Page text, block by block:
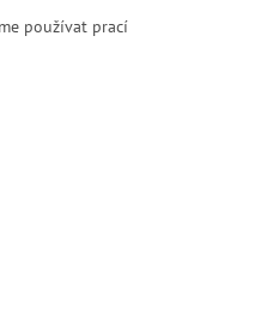
používat prací